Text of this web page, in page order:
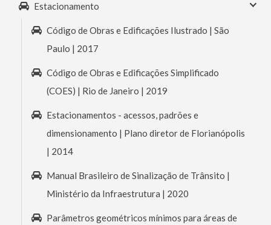
Estacionamento
Código de Obras e Edificações Ilustrado | São
Paulo | 2017
Código de Obras e Edificações Simplificado
(COES) | Rio de Janeiro | 2019
Estacionamentos - acessos, padrões e
dimensionamento | Plano diretor de Florianópolis
| 2014
Manual Brasileiro de Sinalização de Trânsito |
Ministério da Infraestrutura | 2020
Parâmetros geométricos mínimos para áreas de